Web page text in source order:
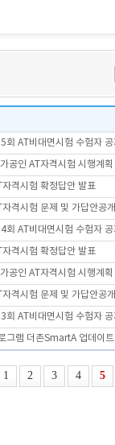
회 AT비대면시험 수험자
공인 AT자격시험 시행계
격시험 확정답안 발표
격시험 문제 및 가답안공
회 AT비대면시험 수험자
격시험 확정답안 발표
공인 AT자격시험 시행계
격시험 문제 및 가답안공
회 AT비대면시험 수험자
그램 더존SmartA 업데이
1 2 3 4 5